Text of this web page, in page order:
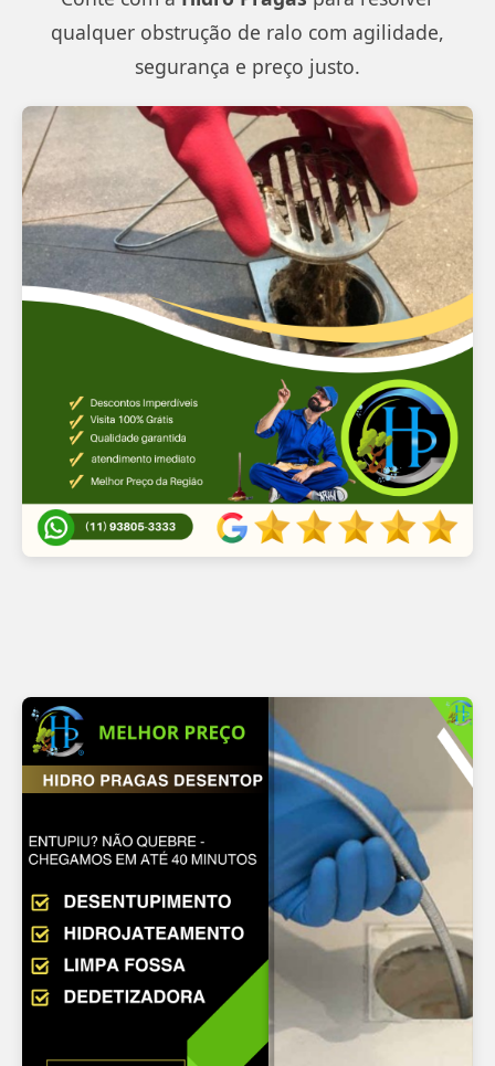
qualquer obstrução de ralo com agilidade,
segurança e preço justo.